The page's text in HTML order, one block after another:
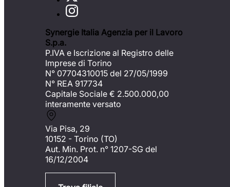
Synergie Italia Agenzia per il Lavoro
S.p.a.
P.IVA e Iscrizione al Registro delle
Imprese di Torino
N° 07704310015 del 27/05/1999
N° REA 917734
Capitale Sociale € 2.500.000,00
interamente versato
Via Pisa, 29
10152 - Torino (TO)
Aut. Min. Prot. n° 1207-SG del
16/12/2004